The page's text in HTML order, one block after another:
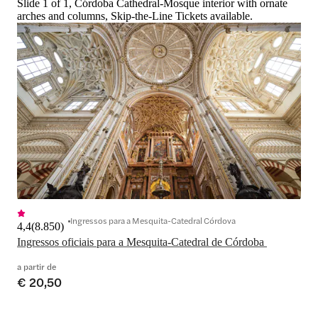
com experiências populares na cidade
com seus ingressos para a Mesquita-
Catedral de Córdoba.
entrada sem filas,
ofertas
Slide 1 of 1, Córdoba Cathedral-Mosque interior with ornate
arches and columns, Skip-the-Line Tickets available.
4,4(8.850) Ingressos para a Mesquita-Catedral Córdova
a partir de
€ 20,50